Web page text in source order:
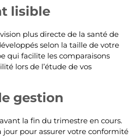
lisible
plus directe de la santé de
selon la taille de votre
qui facilite les comparaisons
lors de l’étude de vos
gestion
la fin du trimestre en cours.
jour pour assurer votre conformité